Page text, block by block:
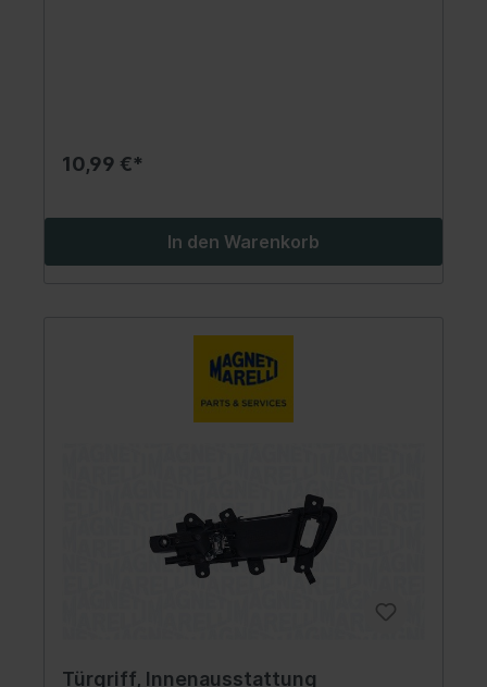
10,99 €*
In den Warenkorb
Türgriff, Innenausstattung